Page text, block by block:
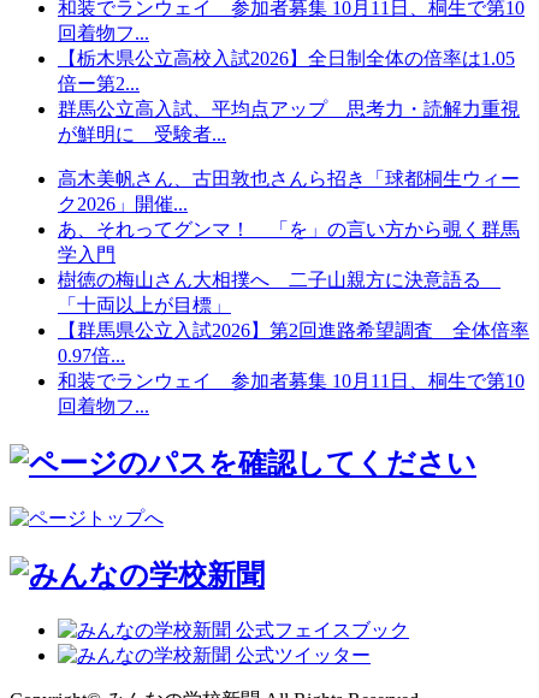
和装でランウェイ 参加者募集 10月11日、桐生で第10
回着物フ...
【栃木県公立高校入試2026】全日制全体の倍率は1.05
倍ー第2...
群馬公立高入試、平均点アップ 思考力・読解力重視
が鮮明に 受験者...
高木美帆さん、古田敦也さんら招き「球都桐生ウィー
ク2026」開催...
あ、それってグンマ！ 「を」の言い方から覗く群馬
学入門
樹徳の梅山さん大相撲へ 二子山親方に決意語る
「十両以上が目標」
【群馬県公立入試2026】第2回進路希望調査 全体倍率
0.97倍...
和装でランウェイ 参加者募集 10月11日、桐生で第10
回着物フ...